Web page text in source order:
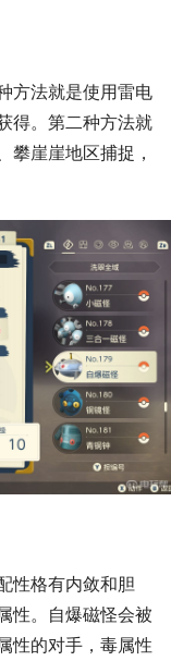
方法就是使用雷电
得。第二种方法就
攀崖崖地区捕捉，
性格有内敛和胆
性。自爆磁怪会被
性的对手，毒属性